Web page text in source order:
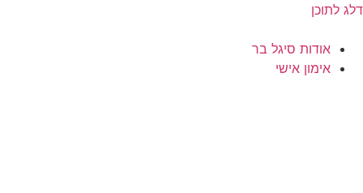
דלג לתוכן
אודות סיגל בר
אימון אישי